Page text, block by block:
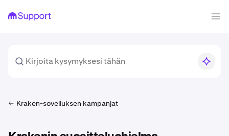
Kraken-sovelluksen kampanjat